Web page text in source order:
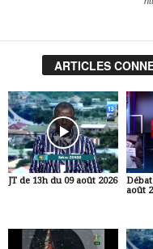
ARTICLES
JT de 13h du 09 août 2026
août